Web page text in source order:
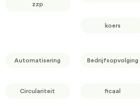
zzp
koers
Automatisering Bedrijfsopvolging
Circulariteit ficaal